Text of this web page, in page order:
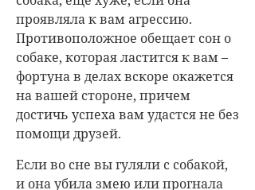
проявляла к вам агрессию.
Противоположное обещает сон о
собаке, которая ластится к вам –
фортуна в делах вскоре окажется
на вашей стороне, причем
достичь успеха вам удастся не без
помощи друзей.
Если во сне вы гуляли с собакой,
и она убила змею или прогнала